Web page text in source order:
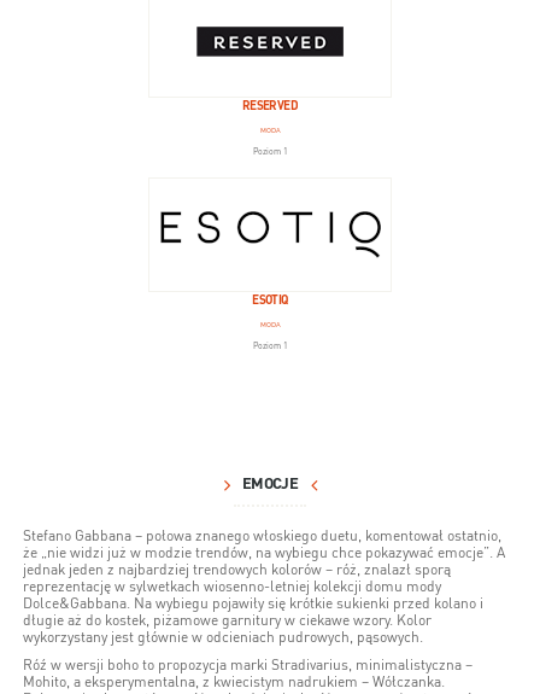
RESERVED
MODA
Poziom 1
ESOTIQ
MODA
Poziom 1
EMOCJE
Stefano Gabbana – połowa znanego włoskiego duetu, komentował ostatnio,
że „nie widzi już w modzie trendów, na wybiegu chce pokazywać emocje”. A
jednak jeden z najbardziej trendowych kolorów – róż, znalazł sporą
reprezentację w sylwetkach wiosenno-letniej kolekcji domu mody
Dolce&Gabbana. Na wybiegu pojawiły się krótkie sukienki przed kolano i
długie aż do kostek, piżamowe garnitury w ciekawe wzory. Kolor
wykorzystany jest głównie w odcieniach pudrowych, pąsowych.
Róź w wersji boho to propozycja marki Stradivarius, minimalistyczna –
Mohito, a eksperymentalna, z kwiecistym nadrukiem – Wółczanka.